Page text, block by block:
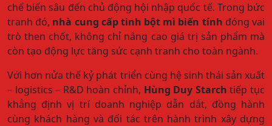
chế biến sâu đến chủ động hội nhập quốc tế. Trong bức
tranh đó, nhà cung cấp tinh bột mì biến tính đóng vai
trò then chốt, không chỉ nâng cao giá trị sản phẩm mà
còn tạo động lực tăng sức cạnh tranh cho toàn ngành.
Với hơn nửa thế kỷ phát triển cùng hệ sinh thái sản xuất
– logistics – R&D hoàn chỉnh, Hùng Duy Starch tiếp tục
khẳng định vị trí doanh nghiệp dẫn dắt, đồng hành
cùng khách hàng và đối tác trên hành trình xây dựng